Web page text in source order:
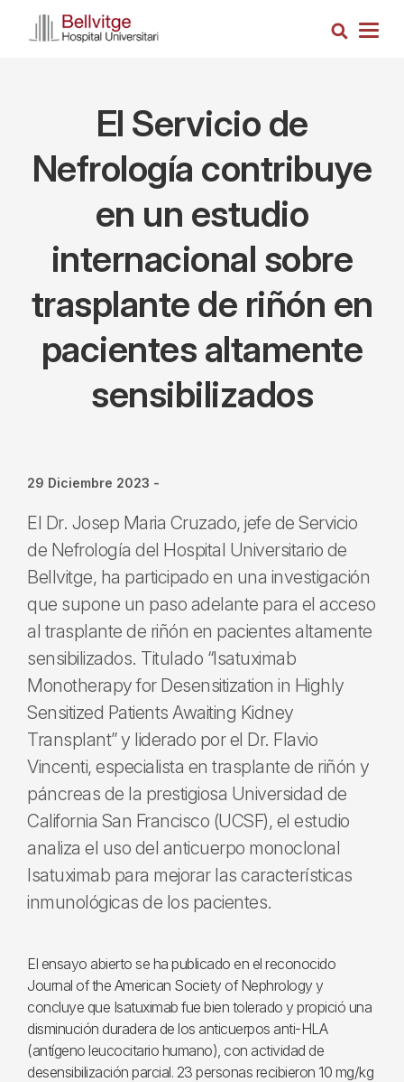
Busca
El Servicio de
Nefrología contribuye
en un estudio
internacional sobre
trasplante de riñón en
pacientes altamente
sensibilizados
29 Diciembre 2023 -
El Dr. Josep Maria Cruzado, jefe de Servicio
de Nefrología del Hospital Universitario de
Bellvitge, ha participado en una investigación
que supone un paso adelante para el acceso
al trasplante de riñón en pacientes altamente
sensibilizados. Titulado “Isatuximab
Monotherapy for Desensitization in Highly
Sensitized Patients Awaiting Kidney
Transplant” y liderado por el Dr. Flavio
Vincenti, especialista en trasplante de riñón y
páncreas de la prestigiosa Universidad de
California San Francisco (UCSF), el estudio
analiza el uso del anticuerpo monoclonal
Isatuximab para mejorar las características
inmunológicas de los pacientes.
El ensayo abierto se ha publicado en el reconocido
Journal of the American Society of Nephrology y
concluye que Isatuximab fue bien tolerado y propició una
disminución duradera de los anticuerpos anti-HLA
(antígeno leucocitario humano), con actividad de
desensibilización parcial. 23 personas recibieron 10 mg/kg